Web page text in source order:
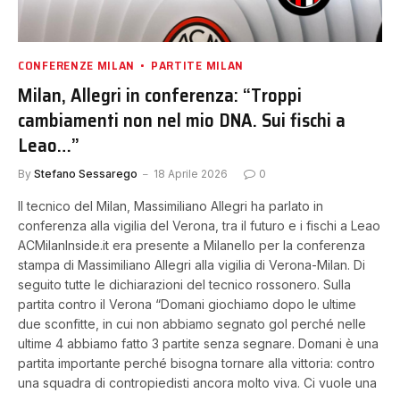
CONFERENZE MILAN PARTITE MILAN
Milan, Allegri in conferenza: “Troppi
cambiamenti non nel mio DNA. Sui fischi a
Leao…”
By Stefano Sessarego 18 Aprile 2026 0
Il tecnico del Milan, Massimiliano Allegri ha parlato in
conferenza alla vigilia del Verona, tra il futuro e i fischi a Leao
ACMilanInside.it era presente a Milanello per la conferenza
stampa di Massimiliano Allegri alla vigilia di Verona-Milan. Di
seguito tutte le dichiarazioni del tecnico rossonero. Sulla
partita contro il Verona “Domani giochiamo dopo le ultime
due sconfitte, in cui non abbiamo segnato gol perché nelle
ultime 4 abbiamo fatto 3 partite senza segnare. Domani è una
partita importante perché bisogna tornare alla vittoria: contro
una squadra di contropiedisti ancora molto viva. Ci vuole una